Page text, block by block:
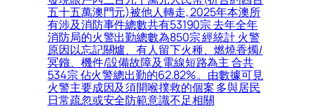
五十五萬澳門元)被他人轉走, 2025年本澳所
有涉及消防事件總數共有53190宗 去年全年
消防局的火警出勤總數為850宗 經統計 火警
原因以忘記關爐、有人留下火種、燃燒香燭/
冥鏹、機件/設備故障及電線短路為主 合共
534宗 佔火警總出勤的62.82%。由數據可見
火警主要成因及須開喉撲救的個案 多與居民
日常疏忽或安全防範意識不足相關